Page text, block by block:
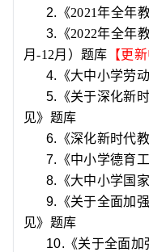
2. 《2021年全年
3. 《2022年全年
月-12月）题库 【更新
4. 《大中小学劳
5. 《关于深化新
见》题库
6. 《深化新时代
7. 《中小学德育
8. 《大中小学国
9. 《关于全面加
见》题库
10. 《关于全面